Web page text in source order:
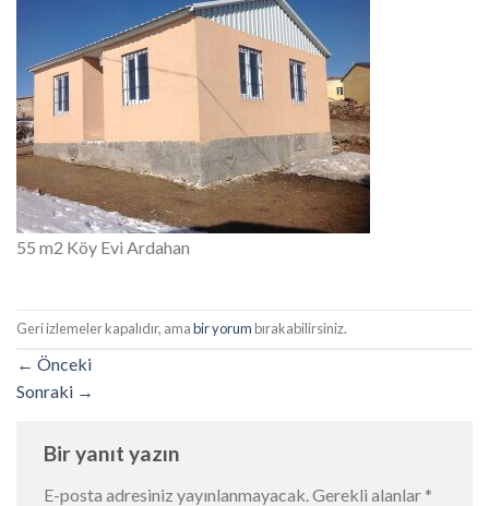
55 m2 Köy Evi Ardahan
Geri izlemeler kapalıdır, amabir yorumbırakabilirsiniz.
← Önceki
Sonraki →
Bir yanıt yazın
E-posta adresiniz yayınlanmayacak. Gerekli alanlar *